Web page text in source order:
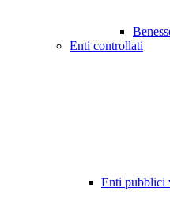
Enti controllati
Enti pubblici